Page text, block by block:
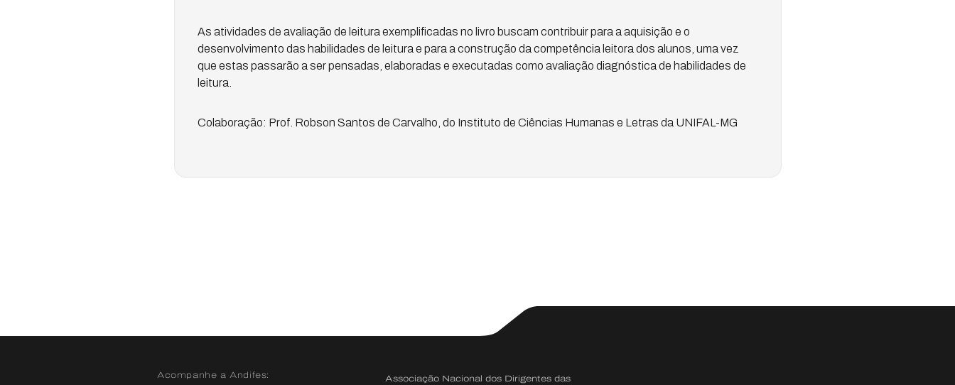
As atividades de avaliação de leitura exemplificadas no livro buscam contribuir para a aquisição e o
desenvolvimento das habilidades de leitura e para a construção da competência leitora dos alunos, uma vez
que estas passarão a ser pensadas, elaboradas e executadas como avaliação diagnóstica de habilidades de
leitura.
Colaboração: Prof. Robson Santos de Carvalho, do Instituto de Ciências Humanas e Letras da UNIFAL-MG
Acompanhe a Andifes: Associação Nacional dos Dirigentes das